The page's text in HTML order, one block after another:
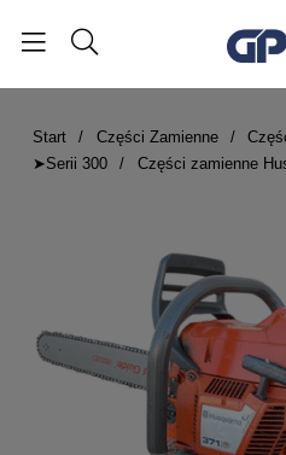
Start Części Zamienne
➤Serii 300
Części zamienne